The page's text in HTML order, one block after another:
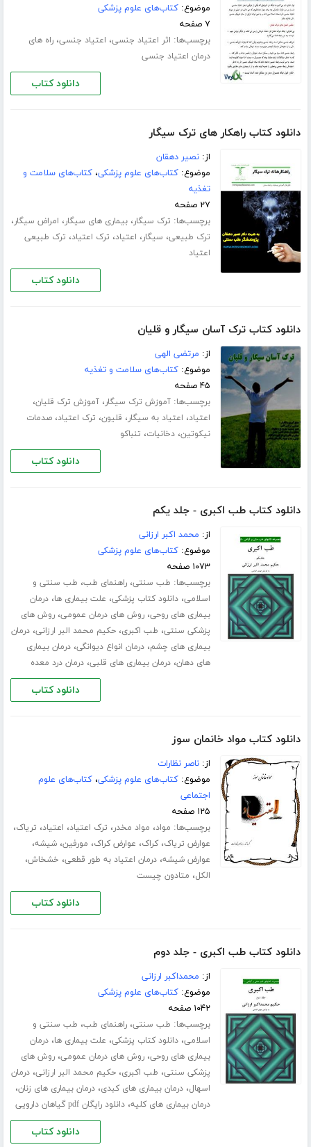
موضوع:کتاب‌های علوم پزشکی
۷ صفحه
برچسب‌ها: اثر اعتیاد جنسی، اعتیاد جنسی،راه های
درمان اعتیاد جنسی
دانلود کتاب
دانلود کتاب راهکار های ترک سیگار
از:نصیر دهقان
موضوع:کتاب‌های علوم پزشکی،کتاب‌های سلامت و
تغذیه
۲۷ صفحه
برچسب‌ها: ترک سیگار،بیماری های سیگار، امراض سیگار،
ترک طبیعی، سیگار، اعتیاد، ترک اعتیاد، ترک طبیعی
اعتیاد
دانلود کتاب
دانلود کتاب ترک آسان سیگار و قلیان
از: مرتضی الهی
موضوع:کتاب‌های سلامت و تغذیه
۴۵ صفحه
برچسب‌ها:آموزش ترک سیگار،آموزش ترک قلیان،
اعتیاد، اعتیاد به سیگار، قلیون، ترک اعتیاد،صدمات
نیکوتین،دخانیات، تنباکو
دانلود کتاب
دانلود کتاب طب اکبری - جلد یکم
از: محمد اکبر ارزانی
موضوع:کتاب‌های علوم پزشکی
۱۰۷۳ صفحه
برچسب‌ها: طب سنتی،راهنمای طب، طب سنتی و
اسلامی،دانلود کتاب پزشکی، علت بیماری ها،درمان
بیماری های روحی،روش های درمان عمومی،روش های
پزشکی سنتی، طب اکبری،حکیم محمد البر ارزانی،درمان
بیماری های چشم،درمان انواع دیوانگی،درمان بیماری
های دهان،درمان بیماری های قلبی،درمان درد معده
دانلود کتاب
دانلود کتاب مواد خانمان سوز
از:ناصر نظارات
موضوع:کتاب‌های علوم پزشکی،کتاب‌های علوم
اجتماعی
۱۲۵ صفحه
برچسب‌ها: مواد، مواد مخدر، ترک اعتیاد، اعتیاد، تریاک،
عوارض تریاک،کراک، عوارض کراک، مورفین،شیشه،
عوارض شیشه،درمان اعتیاد به طور قطعی، خشخاش،
الکل، متادون چیست
دانلود کتاب
دانلود کتاب طب اکبری - جلد دوم
از: محمداکبر ارزانی
موضوع:کتاب‌های علوم پزشکی
۱۰۴۲ صفحه
برچسب‌ها: طب سنتی،راهنمای طب، طب سنتی و
اسلامی،دانلود کتاب پزشکی، علت بیماری ها،درمان
بیماری های روحی،روش های درمان عمومی،روش های
پزشکی سنتی، طب اکبری،حکیم محمد البر ارزانی،درمان
اسهال،درمان بیماری های کبدی،درمان بیماری های زنان،
درمان بیماری های کلیه،دانلود رایگان pdf گیاهان دارویی
دانلود کتاب